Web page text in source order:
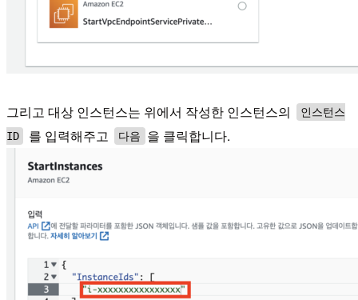
그리고 대상 인스턴스는 위에서 작성한 인스턴스의
인스턴스
ID
를 입력해주고 다음 을 클릭합니다.